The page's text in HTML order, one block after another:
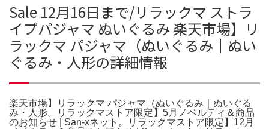
Sale 12月16日まで/リラックマ ストラ
イプパジャマ ぬいぐるみ 楽天市場】リ
ラックマ パジャマ（ぬいぐるみ｜ぬい
ぐるみ・人形の詳細情報
楽天市場】リラックマ パジャマ（ぬいぐるみ｜ぬいぐる
み・人形。リラックマストア限定】5月ノベルティ＆商品
のお知らせ | San-xネット。リラックマストア限定】12月